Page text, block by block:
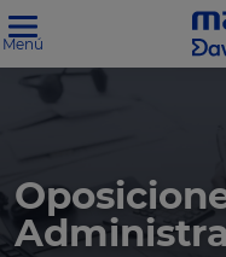
Menú